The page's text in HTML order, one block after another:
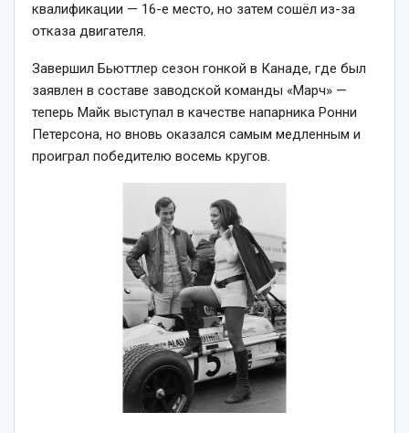
квалификации — 16-е место, но затем сошёл из-за
отказа двигателя.
Завершил Бьюттлер сезон гонкой в Канаде, где был
заявлен в составе заводской команды «Марч» —
теперь Майк выступал в качестве напарника Ронни
Петерсона, но вновь оказался самым медленным и
проиграл победителю восемь кругов.